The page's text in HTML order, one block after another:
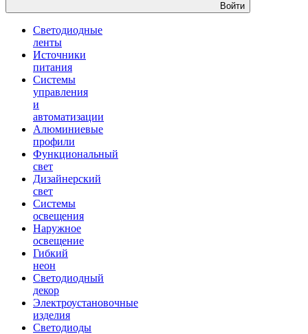
Войти
Светодиодные
ленты
Источники
питания
Системы
управления
и
автоматизации
Алюминиевые
профили
Функциональный
свет
Дизайнерский
свет
Системы
освещения
Наружное
освещение
Гибкий
неон
Светодиодный
декор
Электроустановочные
изделия
Светодиоды